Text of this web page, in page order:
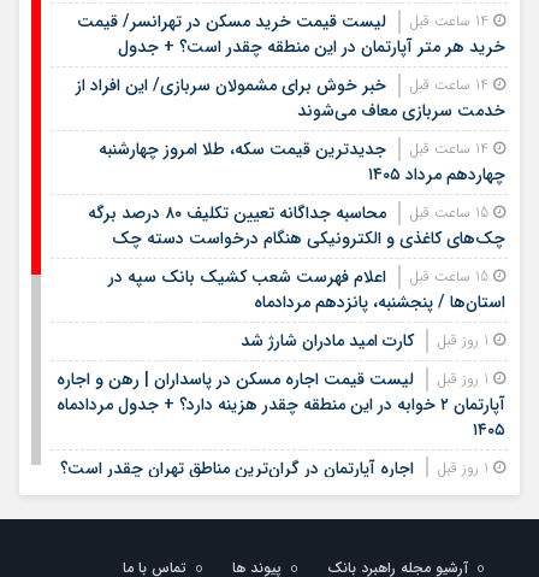
لیست قیمت خرید مسکن در تهرانسر/ قیمت
خرید هر متر آپارتمان در این منطقه چقدر است؟ + جدول
خبر خوش برای مشمولان سربازی/ این افراد از
خدمت سربازی معاف می‌شوند
جدیدترین قیمت سکه، طلا امروز چهارشنبه
چهاردهم مرداد ۱۴۰۵
محاسبه جداگانه تعیین تکلیف ۸۰ درصد برگه
چک‌های کاغذی و الکترونیکی هنگام درخواست دسته چک
اعلام فهرست شعب کشیک بانک سپه در
استان‌ها / پنجشنبه، پانزدهم مردادماه
کارت امید مادران شارژ شد
لیست قیمت اجاره مسکن در پاسداران | رهن و اجاره
آپارتمان ۲ خوابه در این منطقه چقدر هزینه دارد؟ + جدول مردادماه
۱۴۰۵
اجاره آپارتمان در گران‌ترین مناطق تهران چقدر است؟
+ جدول
آپارتمان ۱۰۰ متری در این منطقه چقدر سرمایه نیاز دارد؟ + جدول
آرشیو مجله راهبرد بانک پیوند ها تماس با ما